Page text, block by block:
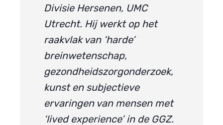
Divisie Hersenen, UMC
Utrecht. Hij werkt op het
raakvlak van ‘harde’
breinwetenschap,
gezondheidszorgonderzoek,
kunst en subjectieve
ervaringen van mensen met
‘lived experience’ in de GGZ.